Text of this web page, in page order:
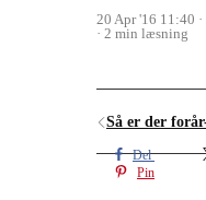
20 Apr '16 11:40
2 min læsning
Del
Pin